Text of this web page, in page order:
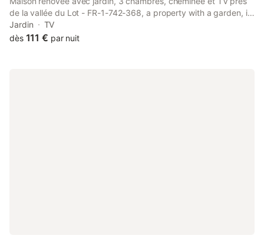
de la vallée du Lot - FR-1-742-368, a property with a garden, is
located in Boisset, 29 km from Aurillac Congress Centre, 20 km
from Haute Auvergne Golf Course, as well as 44 km from
Jardin
TV
dès 111 € par nuit